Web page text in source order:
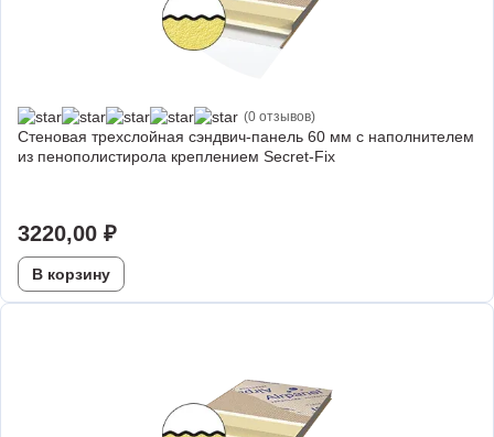
(0 отзывов)
Стеновая трехслойная сэндвич-панель 60 мм с наполнителем
из пенополистирола креплением Secret-Fix
3220,00 ₽
В корзину